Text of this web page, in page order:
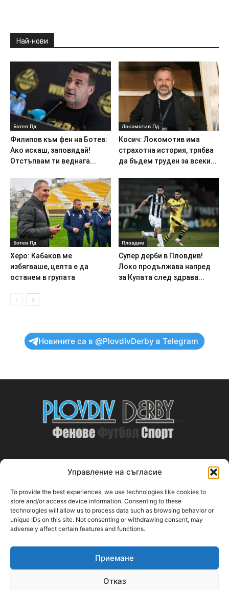
Управление на съгласие
To provide the best experiences, we use technologies like cookies to
store and/or access device information. Consenting to these
technologies will allow us to process data such as browsing behavior or
unique IDs on this site. Not consenting or withdrawing consent, may
adversely affect certain features and functions.
Приемане
Отказ
Най-нови
Ботев Пд
Филипов към фен на Ботев:
Ако искаш, заповядай!
Отстъпвам ти веднага...
Локомотив Пд
Косич: Локомотив има
страхотна история, трябва
да бъдем труден за всеки...
Ботев Пд
Херо: Кабаков ме
избягваше, целта е да
останем в групата
Пловдив
Супер дерби в Пловдив!
Локо продължава напред
за Купата след здрава...
Новините са в @PlovdivDerby в Telegram
ABOUT US
PlovdivDerby.com е първата пловдивска изцяло футболна
медия!
Свържи се с нас:plovdivderby.com@gmail.com
FOLLOW US